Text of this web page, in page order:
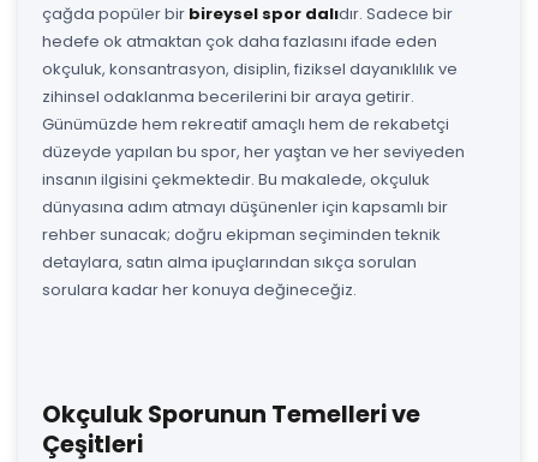
çağda popüler bir bireysel spor dalıdır. Sadece bir
hedefe ok atmaktan çok daha fazlasını ifade eden
okçuluk, konsantrasyon, disiplin, fiziksel dayanıklılık ve
zihinsel odaklanma becerilerini bir araya getirir.
Günümüzde hem rekreatif amaçlı hem de rekabetçi
düzeyde yapılan bu spor, her yaştan ve her seviyeden
insanın ilgisini çekmektedir. Bu makalede, okçuluk
dünyasına adım atmayı düşünenler için kapsamlı bir
rehber sunacak; doğru ekipman seçiminden teknik
detaylara, satın alma ipuçlarından sıkça sorulan
sorulara kadar her konuya değineceğiz.
Okçuluk Sporunun Temelleri ve
Çeşitleri